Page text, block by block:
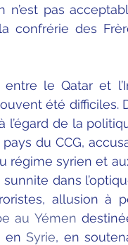
pas
confrérie des
le Qatar et
été difficiles.
de la
du CCG,
régime syrien et
dans
allusion à
au Yémen
en Syrie